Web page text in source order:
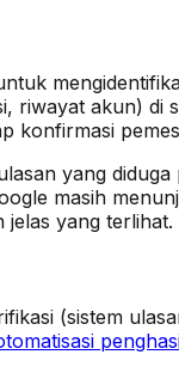
akun)
yang
masih
jelas yang terlihat.
(sistem